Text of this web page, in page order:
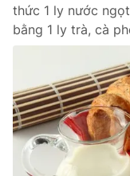
thức 1 ly nước
bằng 1 ly trà, cà